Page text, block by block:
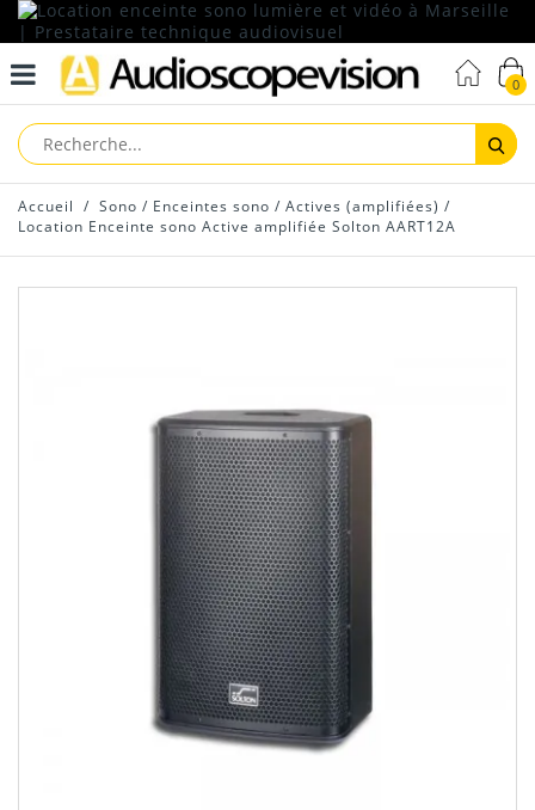
0
Accueil / Sono / Enceintes sono / Actives (amplifiées) /
Location Enceinte sono Active amplifiée Solton AART12A